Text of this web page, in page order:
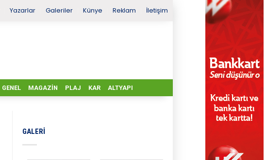
Yazarlar Galeriler Künye Reklam İletişim
GENEL MAGAZIN PLAJ KAR ALTYAPI
GALERI